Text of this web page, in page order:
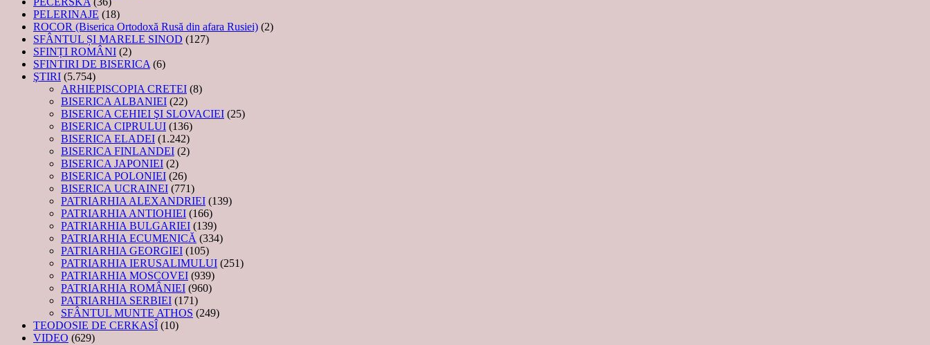
PELERINAJE (18)
ROCOR (Biserica Ortodoxă Rusă din afara Rusiei) (2)
SFÂNTUL ȘI MARELE SINOD (127)
SFINȚI ROMÂNI (2)
SFINTIRI DE BISERICA (6)
ŞTIRI (5.754)
ARHIEPISCOPIA CRETEI (8)
BISERICA ALBANIEI (22)
BISERICA CEHIEI ŞI SLOVACIEI (25)
BISERICA CIPRULUI (136)
BISERICA ELADEI (1.242)
BISERICA FINLANDEI (2)
BISERICA JAPONIEI (2)
BISERICA POLONIEI (26)
BISERICA UCRAINEI (771)
PATRIARHIA ALEXANDRIEI (139)
PATRIARHIA ANTIOHIEI (166)
PATRIARHIA BULGARIEI (139)
PATRIARHIA ECUMENICĂ (334)
PATRIARHIA GEORGIEI (105)
PATRIARHIA IERUSALIMULUI (251)
PATRIARHIA MOSCOVEI (939)
PATRIARHIA ROMÂNIEI (960)
PATRIARHIA SERBIEI (171)
SFÂNTUL MUNTE ATHOS (249)
TEODOSIE DE CERKASÎ (10)
VIDEO (629)